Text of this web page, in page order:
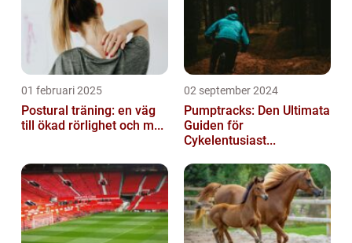
01 februari 2025
Postural träning: en väg
till ökad rörlighet och m...
02 september 2024
Pumptracks: Den Ultimata
Guiden för
Cykelentusiast...